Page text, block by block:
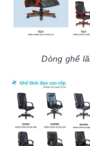
Dòng ghế